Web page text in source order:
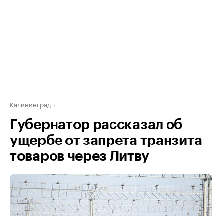
Калининград
Губернатор рассказал об
ущербе от запрета транзита
товаров через Литву